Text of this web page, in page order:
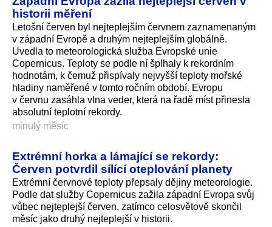
historii měření
Letošní červen byl nejteplejším červnem zaznamenaným
v západní Evropě a druhým nejteplejším globálně.
Uvedla to meteorologická služba Evropské unie
Copernicus. Teploty se podle ní šplhaly k rekordním
hodnotám, k čemuž přispívaly nejvyšší teploty mořské
hladiny naměřené v tomto ročním období. Evropu
v červnu zasáhla vlna veder, která na řadě míst přinesla
absolutní teplotní rekordy.
minulý měsíc
Extrémní horka a lámající se rekordy:
Červen potvrdil sílící oteplování planety
Extrémní červnové teploty přepsaly dějiny meteorologie.
Podle dat služby Copernicus zažila západní Evropa svůj
vůbec nejteplejší červen, zatímco celosvětově skončil
měsíc jako druhý nejteplejší v historii.